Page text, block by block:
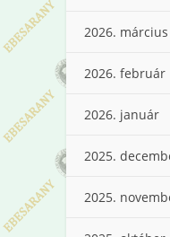
2026. március
2026. február
2026. január
2025.
2025.